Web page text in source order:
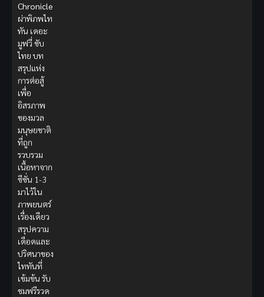
Chronicle
ผ่าพิภพไท
ทัน เดอะ
มูฟวี่ ซับ
ไทย บท
สรุปแห่ง
การต่อสู้
เพื่อ
อิสรภาพ
ของมวล
มนุษยชาติ
ที่ถูก
รวบรวม
เนื้อหาจาก
ซีซั่น 1-3
มาไว้ใน
ภาพยนตร์
เรื่องเดียว
สรุปความ
เดือดและ
ปริศนาของ
ไททันที่
เข้มข้น รับ
ชมฟรีรวด